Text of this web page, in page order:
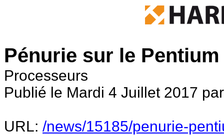
Pénurie sur le Pentium
Processeurs
Publié le Mardi 4 Juillet 2017
URL: /news/15185/penurie-